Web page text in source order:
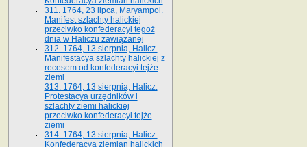
311. 1764, 23 lipca, Maryampol.
Manifest szlachty halickiej
przeciwko konfederacyi tegoż
dnia w Haliczu zawiązanej
312. 1764, 13 sierpnia, Halicz.
Manifestacya szlachty halickiej z
recesem od konfederacyi tejże
ziemi
313. 1764, 13 sierpnia, Halicz.
Protestacya urzędników i
szlachty ziemi halickiej
przeciwko konfederacyi tejże
ziemi
314. 1764, 13 sierpnia, Halicz.
Konfederacya ziemian halickich